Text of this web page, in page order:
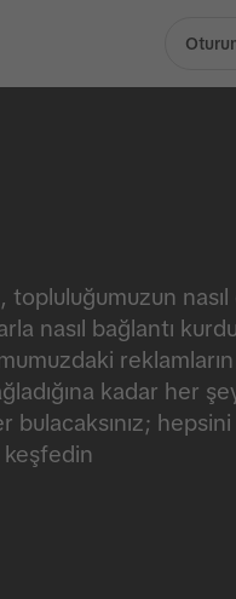
topluluğumuzun nasıl
nasıl bağlantı
kadar her
bulacaksınız; hepsini
keşfedin